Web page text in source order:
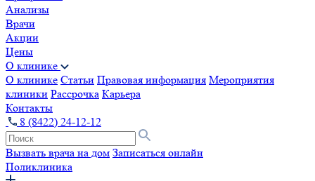
Анализы
Врачи
Акции
Цены
О клинике
О клинике Статьи Правовая информация Мероприятия
клиники Рассрочка Карьера
Контакты
8 (8422) 24-12-12
Вызвать врача на дом Записаться онлайн
Поликлиника